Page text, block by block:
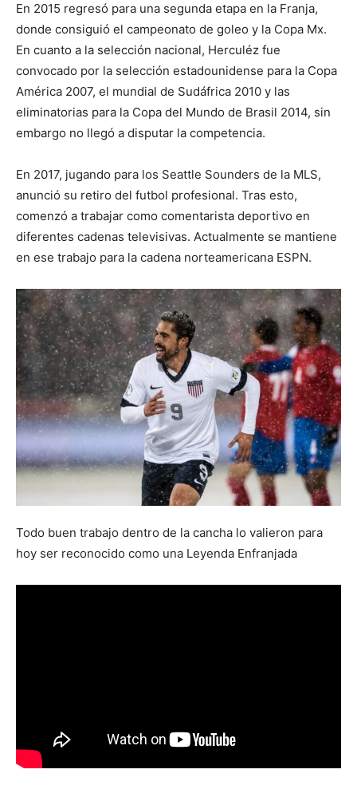
En 2015 regresó para una segunda etapa en la Franja,
donde consiguió el campeonato de goleo y la Copa Mx.
En cuanto a la selección nacional, Herculéz fue
convocado por la selección estadounidense para la Copa
América 2007, el mundial de Sudáfrica 2010 y las
eliminatorias para la Copa del Mundo de Brasil 2014, sin
embargo no llegó a disputar la competencia.
En 2017, jugando para los Seattle Sounders de la MLS,
anunció su retiro del futbol profesional. Tras esto,
comenzó a trabajar como comentarista deportivo en
diferentes cadenas televisivas. Actualmente se mantiene
en ese trabajo para la cadena norteamericana ESPN.
Todo buen trabajo dentro de la cancha lo valieron para
hoy ser reconocido como una Leyenda Enfranjada